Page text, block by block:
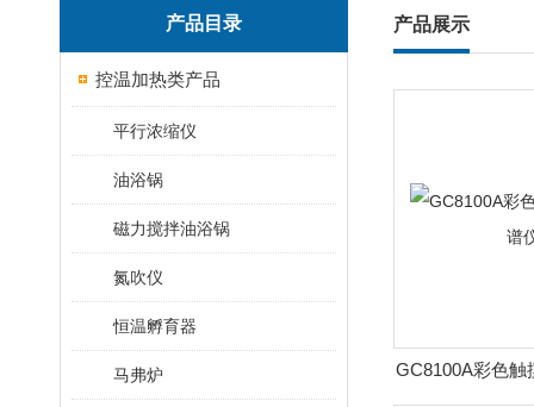
产品目录
控温加热类产品
平行浓缩仪
油浴锅
磁力搅拌油浴锅
氮吹仪
恒温孵育器
马弗炉
产品展示
GC8100A彩色触